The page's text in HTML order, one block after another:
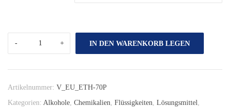
IN DEN WARENKORB LEGEN
Artikelnummer: V_EU_ETH-70P
Kategorien: Alkohole Chemikalien Flüssigkeiten Lösungsmittel